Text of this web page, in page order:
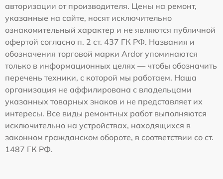
авторизации от производителя. Цены на ремонт,
указанные на сайте, носят исключительно
ознакомительный характер и не являются публичной
офертой согласно п. 2 ст. 437 ГК РФ. Названия и
обозначения торговой марки Ardor упоминаются
только в информационных целях — чтобы обозначить
перечень техники, с которой мы работаем. Наша
организация не аффилирована с владельцами
указанных товарных знаков и не представляет их
интересы. Все виды ремонтных работ выполняются
исключительно на устройствах, находящихся в
законном гражданском обороте, в соответствии со ст.
1487 ГК РФ.